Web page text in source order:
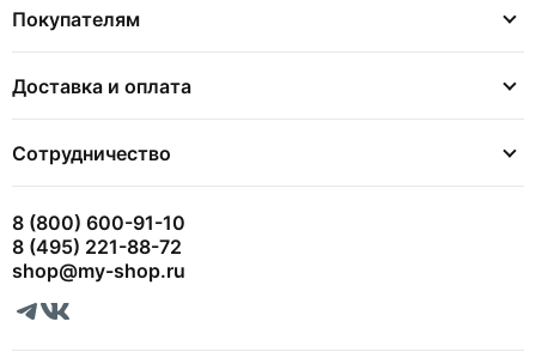
Покупателям
Доставка и оплата
Сотрудничество
8 (800) 600-91-10
8 (495) 221-88-72
shop@my-shop.ru